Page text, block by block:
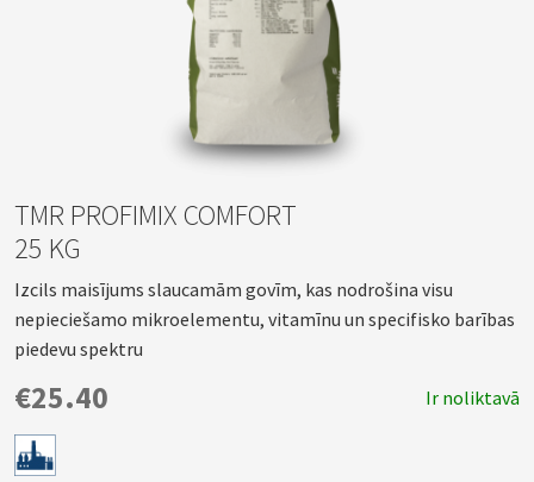
TMR PROFIMIX COMFORT
25 KG
Izcils maisījums slaucamām govīm, kas nodrošina visu
nepieciešamo mikroelementu, vitamīnu un specifisko barības
piedevu spektru
€25.40 Ir noliktavā